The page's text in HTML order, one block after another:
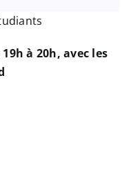
à 20h, avec les